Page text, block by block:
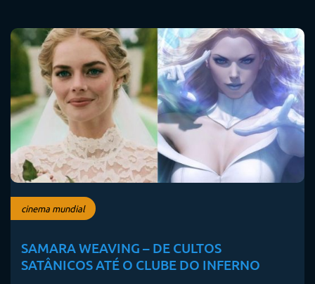
cinema mundial
SAMARA WEAVING – DE CULTOS
SATÂNICOS ATÉ O CLUBE DO INFERNO